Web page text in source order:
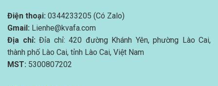
Điện thoại: 0344233205 (Có Zalo)
Gmail: Lienhe@kvafa.com
Địa chỉ: Đỉa chỉ: 420 đường Khánh Yên, phường Lào Cai,
thành phố Lào Cai, tỉnh Lào Cai, Việt Nam
MST: 5300807202